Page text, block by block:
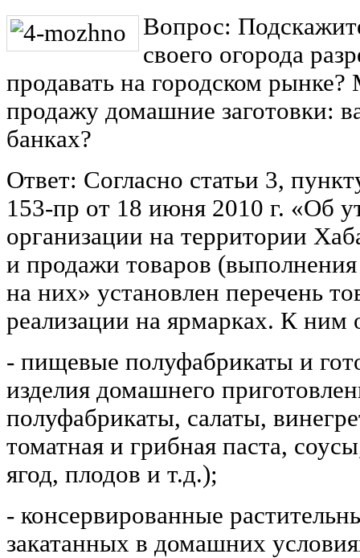
Вопрос:
своего огорода
продавать на городском
продажу домашние заготовки:
банках?
Ответ: Согласно статьи 3,
153-пр от 18 июня 2010 г. «Об
организации на территории
и продажи товаров (выполнения
на них» установлен перечень
реализации на ярмарках. К ним
- пищевые полуфабрикаты и
изделия домашнего
полуфабрикаты, салаты,
томатная и грибная паста,
ягод, плодов и т.д.);
- консервированные
закатанных в домашних